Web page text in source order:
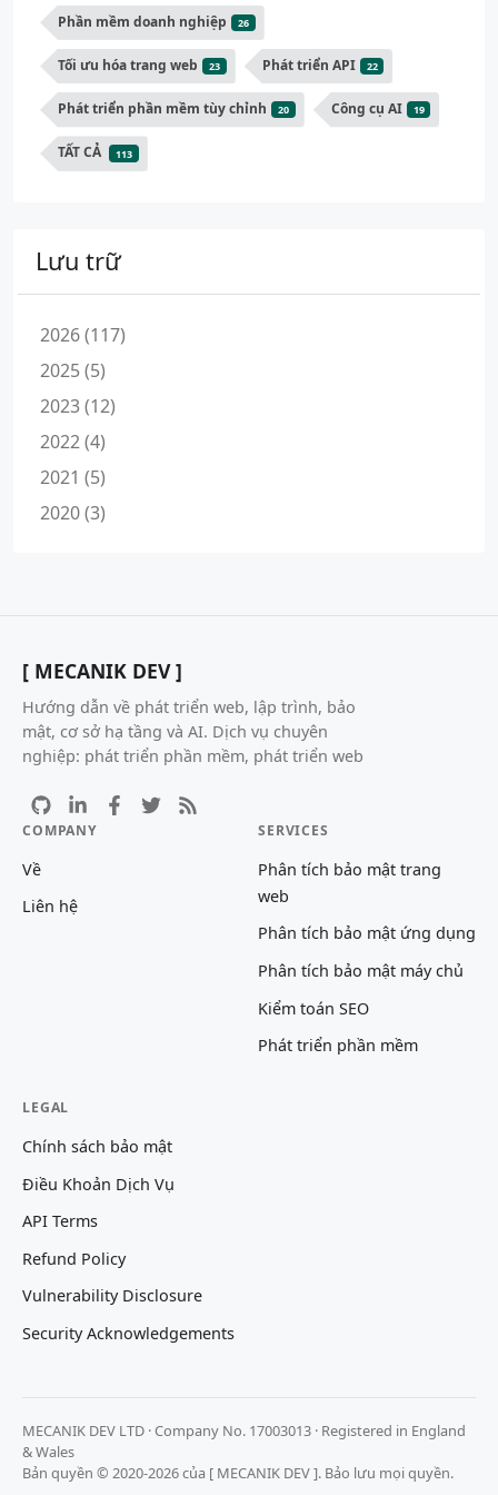
Phần mềm doanh nghiệp 26
Tối ưu hóa trang web 23 Phát triển API 22
Phát triển phần mềm tùy chỉnh 20 Công cụ AI 19
TẤT CẢ 113
Lưu trữ
2026 (117)
2025 (5)
2023 (12)
2022 (4)
2021 (5)
2020 (3)
[ MECANIK DEV ]
Hướng dẫn về phát triển web, lập trình, bảo
mật, cơ sở hạ tầng và AI. Dịch vụ chuyên
nghiệp: phát triển phần mềm, phát triển web
COMPANY
Về
Liên hệ
SERVICES
Phân tích bảo mật trang
web
Phân tích bảo mật ứng dụng
Phân tích bảo mật máy chủ
Kiểm toán SEO
Phát triển phần mềm
LEGAL
Chính sách bảo mật
Điều Khoản Dịch Vụ
API Terms
Refund Policy
Vulnerability Disclosure
Security Acknowledgements
MECANIK DEV LTD · Company No. 17003013 · Registered in England
& Wales
Bản quyền © 2020-2026 của [ MECANIK DEV ]. Bảo lưu mọi quyền.